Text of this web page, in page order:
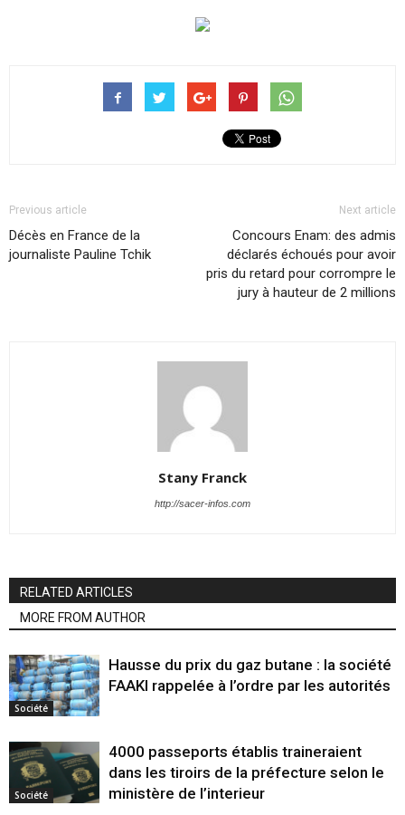
Previous article
Décès en France de la
journaliste Pauline Tchik
Next article
Concours Enam: des admis
déclarés échoués pour avoir
pris du retard pour corrompre le
jury à hauteur de 2 millions
Stany Franck
http://sacer-infos.com
RELATED ARTICLES
MORE FROM AUTHOR
Société
Hausse du prix du gaz butane : la société
FAAKI rappelée à l’ordre par les autorités
Société
4000 passeports établis traineraient
dans les tiroirs de la préfecture selon le
ministère de l’interieur